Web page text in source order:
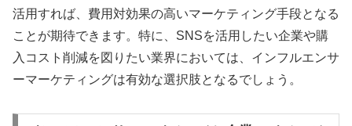
活用すれば、費用対効果の高いマーケティング手段となる
ことが期待できます。特に、SNSを活用したい企業や購
入コスト削減を図りたい業界においては、インフルエンサ
ーマーケティングは有効な選択肢となるでしょう。